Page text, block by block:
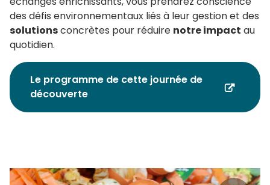
des défis environnementaux liés à leur gestion et des
solutionsconcrètes pour réduire notre impact au
quotidien.
Le programme de cette journée de
découverte